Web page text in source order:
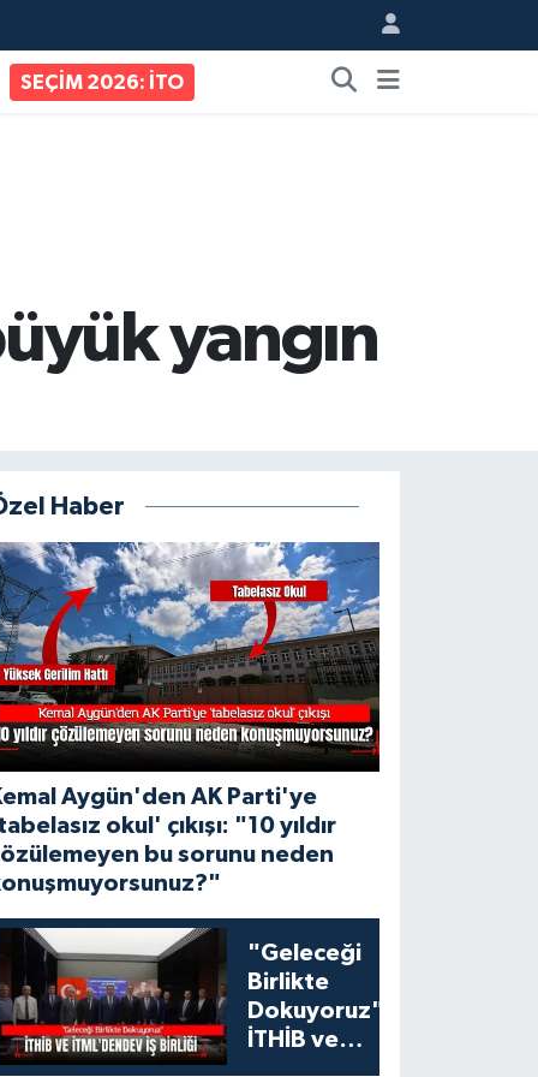
SEÇİM 2026: İTO
yangın
Haber
Aygün'den AK Parti'ye
okul' çıkışı: "10 yıldır
bu sorunu neden
"Geleceği
Birlikte
Dokuyoruz":
İTHİB ve